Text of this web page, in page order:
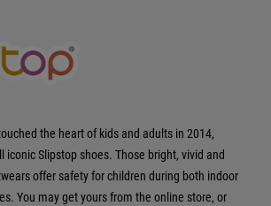
the heart of kids and adults in 2014,
iconic Slipstop shoes. Those bright, vivid and
offer safety for children during both indoor
You may get yours from the online store, or